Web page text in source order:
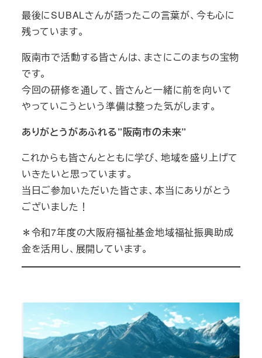
最後にSUBALさんが語ったこの言葉が、今も心に
残っています。
阪南市で活動する皆さんは、まさにこのまちの宝物
です。
今回の研修を通して、皆さんと一緒に前を向いて
やっていこうという準備は整った気がします。
ありがとうがあふれる”阪南市の未来”
これからも皆さんとともに学び、地域を盛り上げて
いきたいと思っています。
当日ご参加いただいた皆さま、本当にありがとう
ございました！
＊令和7年度の大阪府福祉基金地域福祉振興助成
金を活用し、展開しています。